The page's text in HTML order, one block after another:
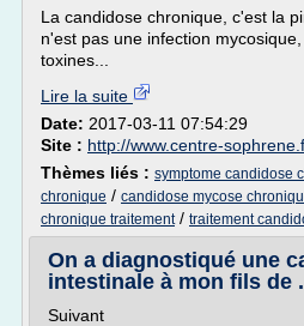
La candidose chronique, c'est la
n'est pas une infection
toxines...
Lire la suite
Date: 2017-03-11 07:54:29
Site : http://www.centre-
Thèmes liés : symptome candidose
chronique / candidose mycose
chronique traitement/ traitement
On a diagnostiqué une
intestinale à mon fils de
Suivant